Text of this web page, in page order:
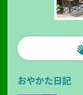
おやかた日記